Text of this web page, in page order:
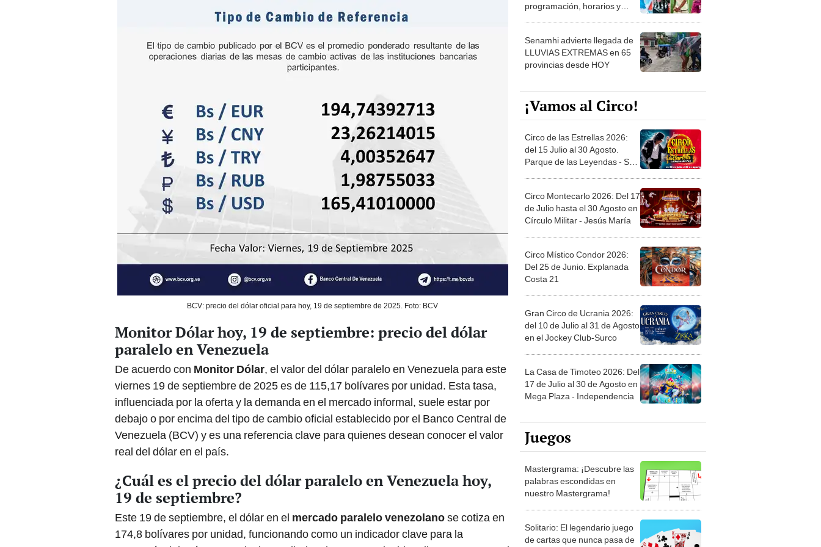
BCV: precio del dólar oficial para hoy, 19 de septiembre de 2025. Foto: BCV
Monitor Dólar hoy, 19 de septiembre: precio del dólar
paralelo en Venezuela
De acuerdo con Monitor Dólar, el valor del dólar paralelo en Venezuela para este
viernes 19 de septiembre de 2025 es de 115,17 bolívares por unidad. Esta tasa,
influenciada por la oferta y la demanda en el mercado informal, suele estar por
debajo o por encima del tipo de cambio oficial establecido por el Banco Central de
Venezuela (BCV) y es una referencia clave para quienes desean conocer el valor
real del dólar en el país.
¿Cuál es el precio del dólar paralelo en Venezuela hoy,
19 de septiembre?
Este 19 de septiembre, el dólar en el mercado paralelo venezolanose cotiza en
174,8 bolívares por unidad, funcionando como un indicador clave para la
programación, horarios y
Senamhi advierte llegada de
LLUVIAS EXTREMAS en 65
provincias desde HOY
¡Vamos al Circo!
Circo de las Estrellas 2026:
del 15 Julio al 30 Agosto.
Parque de las Leyendas - San
Circo Montecarlo 2026: Del 17
de Julio hasta el 30 Agosto en
Círculo Militar - Jesús María
Circo Místico Condor 2026:
Del 25 de Junio. Explanada
Costa 21
Gran Circo de Ucrania 2026:
del 10 de Julio al 31 de Agosto
en el Jockey Club-Surco
La Casa de Timoteo 2026: Del
17 de Julio al 30 de Agosto en
Mega Plaza - Independencia
Juegos
Mastergrama: ¡Descubre las
palabras escondidas en
nuestro Mastergrama!
Solitario: El legendario juego
de cartas que nunca pasa de